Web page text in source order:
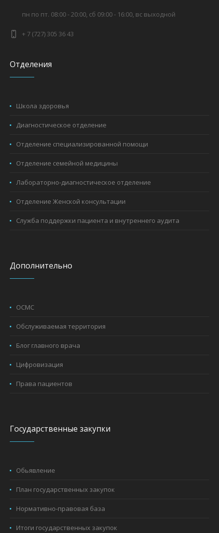
пн по пт. 08:00 - 20:00, сб 09:00 - 16:00, вс выходной
+ 7 (727) 305 36 43
Отделения
Школа здоровья
Диагностическое отделение
Отделение специализированной помощи
Отделение семейной медицины
Лабораторно-диагностическое отделение
Отделение Женской консультации
Служба поддержки пациента и внутреннего аудита
Дополнительно
ОСМС
Обслуживаемая территория
Блог главного врача
Цифровизация
Права пациентов
Государственные закупки
Обьявление
План государственных закупок
Нормативно-правовая база
Итоги государственных закупок